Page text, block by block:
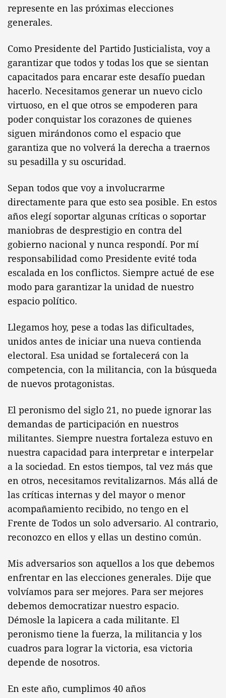
represente en las próximas elecciones
generales.
Como Presidente del Partido Justicialista, voy a
garantizar que todos y todas los que se sientan
capacitados para encarar este desafío puedan
hacerlo. Necesitamos generar un nuevo ciclo
virtuoso, en el que otros se empoderen para
poder conquistar los corazones de quienes
siguen mirándonos como el espacio que
garantiza que no volverá la derecha a traernos
su pesadilla y su oscuridad.
Sepan todos que voy a involucrarme
directamente para que esto sea posible. En estos
años elegí soportar algunas críticas o soportar
maniobras de desprestigio en contra del
gobierno nacional y nunca respondí. Por mí
responsabilidad como Presidente evité toda
escalada en los conflictos. Siempre actué de ese
modo para garantizar la unidad de nuestro
espacio político.
Llegamos hoy, pese a todas las dificultades,
unidos antes de iniciar una nueva contienda
electoral. Esa unidad se fortalecerá con la
competencia, con la militancia, con la búsqueda
de nuevos protagonistas.
El peronismo del siglo 21, no puede ignorar las
demandas de participación en nuestros
militantes. Siempre nuestra fortaleza estuvo en
nuestra capacidad para interpretar e interpelar
a la sociedad. En estos tiempos, tal vez más que
en otros, necesitamos revitalizarnos. Más allá de
las críticas internas y del mayor o menor
acompañamiento recibido, no tengo en el
Frente de Todos un solo adversario. Al contrario,
reconozco en ellos y ellas un destino común.
Mis adversarios son aquellos a los que debemos
enfrentar en las elecciones generales. Dije que
volvíamos para ser mejores. Para ser mejores
debemos democratizar nuestro espacio.
Démosle la lapicera a cada militante. El
peronismo tiene la fuerza, la militancia y los
cuadros para lograr la victoria, esa victoria
depende de nosotros.
En este año, cumplimos 40 años